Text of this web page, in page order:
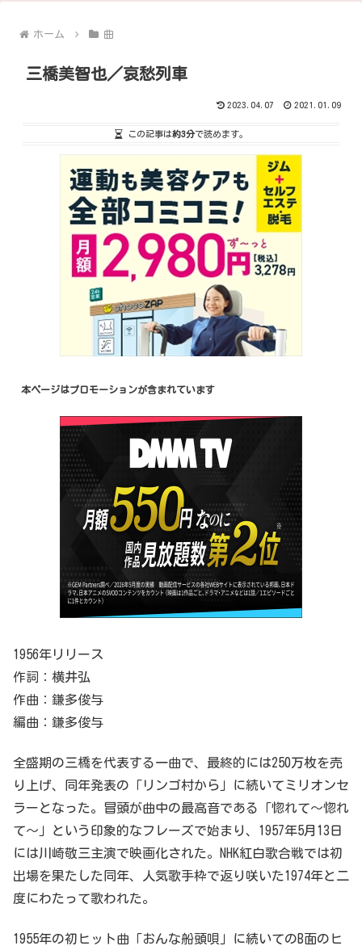
ホーム 曲
三橋美智也／哀愁列車
2023.04.07 2021.01.09
この記事は約3分で読めます。
本ページはプロモーションが含まれています
1956年リリース
作詞：横井弘
作曲：鎌多俊与
編曲：鎌多俊与
全盛期の三橋を代表する一曲で、最終的には250万枚を売
り上げ、同年発表の「リンゴ村から」に続いてミリオンセ
ラーとなった。冒頭が曲中の最高音である「惚れて～惚れ
て～」という印象的なフレーズで始まり、1957年5月13日
には川崎敬三主演で映画化された。NHK紅白歌合戦では初
出場を果たした同年、人気歌手枠で返り咲いた1974年と二
度にわたって歌われた。
1955年の初ヒット曲「おんな船頭唄」に続いてのB面のヒ